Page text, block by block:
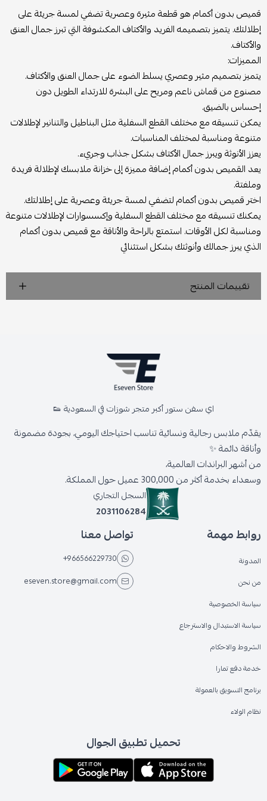
قميص بدون أكمام هو قطعة مثيرة وعصرية تضفي لمسة جريئة على
إطلالتك. يتميز بتصميمه الفريد والأكتاف المكشوفة التي تبرز جمال العنق
والأكتاف.
المميزات:
يتميز بتصميم مثير وعصري يسلط الضوء على جمال العنق والأكتاف.
مصنوع من قماش ناعم ومريح على البشرة للارتداء الطويل دون
إحساس بالضيق.
يمكن تنسيقه مع مختلف القطع السفلية مثل البناطيل والتنانير لإطلالات
متنوعة ومناسبة لمختلف المناسبات.
يعزز الأنوثة ويبرز جمال الأكتاف بشكل جذاب وجريء.
يعد القميص بدون أكمام إضافة مميزة إلى خزانة ملابسك لإطلالة فريدة
وملفتة.
اختر قميص بدون أكمام لتضفي لمسة جريئة وعصرية على إطلالتك.
يمكنك تنسيقه مع مختلف القطع السفلية وإكسسوارات لإطلالات متنوعة
ومناسبة لكل الأوقات. استمتع بالراحة والأناقة مع قميص بدون أكمام
الذي يبرز جمالك وأنوثتك بشكل استثنائي
تقييمات المنتج
اي سفن ستور أكبر متجر شوزات في السعودية 👟
يقدّم ملابس رجالية ونسائية تناسب احتياجك اليومي، بجودة مضمونة
وأناقة دائمة ✨
من أشهر البراندات العالمية،
وسعداء بخدمة أكثر من 300,000 عميل حول المملكة.
السجل التجاري
2031106284
روابط مهمة
المدونة
من نحن
سياسة الخصوصية
سياسة الاستبدال والاسترجاع
الشروط والاحكام
خدمة دفع تمارا
برنامج التسويق بالعمولة
نظام الولاء
تواصل معنا
+966566229730
eseven.store@gmail.com
تحميل تطبيق الجوال